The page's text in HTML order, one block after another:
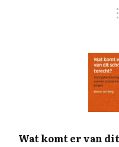
Wat komt er van